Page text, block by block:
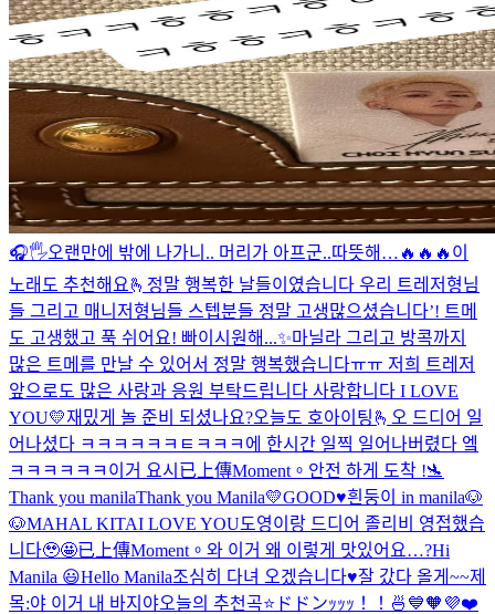
🎧🖐오랜만에 밖에 나가니.. 머리가 아프군..따뜻해… 🔥🔥🔥 이
노래도 추천해요🫰 정말 행복한 날들이였습니다 우리 트레저형님
들 그리고 매니저형님들 스텝분들 정말 고생많으셨습니다’! 트메
도 고생했고 푹 쉬어요! 빠이 시원해...✨마닐라 그리고 방콕까지
많은 트메를 만날 수 있어서 정말 행복했습니다ㅠㅠ 저희 트레저
앞으로도 많은 사랑과 응원 부탁드립니다 사랑합니다 I LOVE
YOU💛재밌게 놀 준비 되셨나요?오늘도 호아이팅🫰 오 드디어 일
어나셨다 ㅋㅋㅋㅋㅋㅋㅌㅋㅋㅋ 에 한시간 일찍 일어나버렸다 엨
ㅋㅋㅋㅋㅋㅋ이거 요시 已上傳Moment。 안전 하게 도착 !🛬
Thank you manilaThank you Manila💛GOOD♥️흰둥이 in manila🐶
🐶MAHAL KITAI LOVE YOU도영이랑 드디어 졸리비 영접했습
니다🥹🤩已上傳Moment。 와 이거 왜 이렇게 맛있어요…?Hi
Manila 😃Hello Manila조심히 다녀 오겠습니다♥️잘 갔다 올게~~제
목:야 이거 내 바지야오늘의 추천곡⭐️ ドドンｯｯｯ！！🍜 💙🧡💜❤️